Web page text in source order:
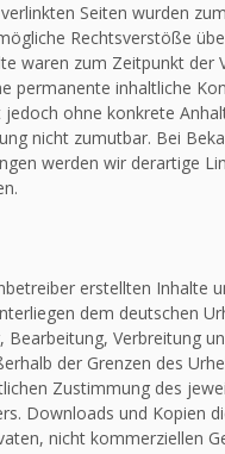
Seiten wurden
Rechtsverstöße
waren zum Zeitpunkt der
permanente inhaltliche
jedoch ohne konkrete
nicht zumutbar. Bei
werden wir derartige
erstellten Inhalte
dem deutschen
Bearbeitung, Verbreitung
der Grenzen des
Zustimmung des
Downloads und Kopien
nicht kommerziellen